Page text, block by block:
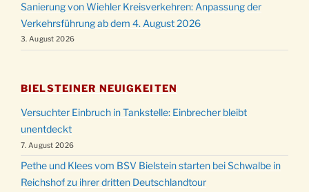
Sanierung von Wiehler Kreisverkehren: Anpassung der
Verkehrsführung ab dem 4. August 2026
3. August 2026
BIELSTEINER NEUIGKEITEN
Versuchter Einbruch in Tankstelle: Einbrecher bleibt
unentdeckt
7. August 2026
Pethe und Klees vom BSV Bielstein starten bei Schwalbe in
Reichshof zu ihrer dritten Deutschlandtour